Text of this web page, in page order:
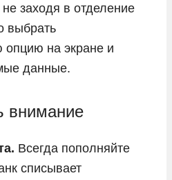
заходя в отделение
выбрать
опцию на экране и
данные.
внимание
Всегда пополняйте
списывает